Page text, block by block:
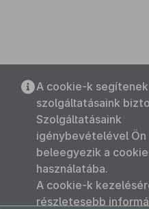
A cookie-k segítenek
szolgáltatásaink
Szolgáltatásaink
igénybevételével Ön
beleegyezik a
használatába.
A cookie-k
részletesebb